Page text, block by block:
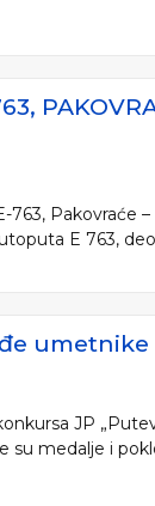
Pakovraće
E 763,
umetnike
JP
medalje i